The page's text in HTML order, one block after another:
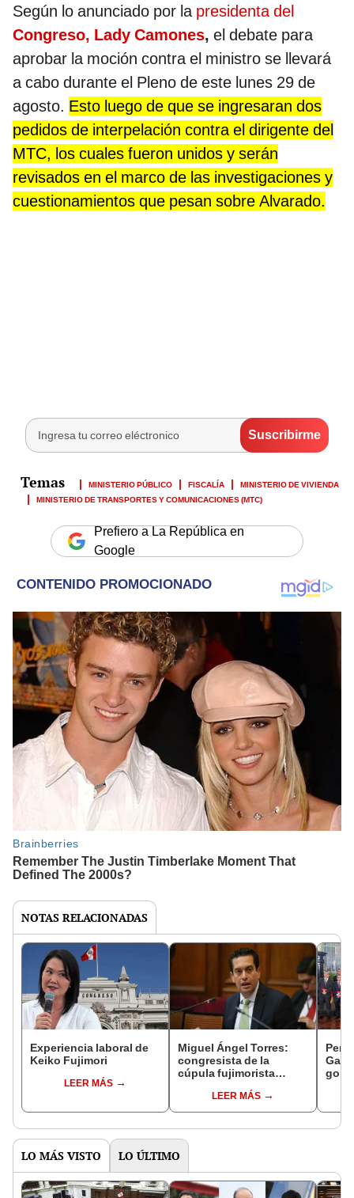
Según lo anunciado por lapresidenta del
Congreso, Lady Camones, el debate para
aprobar la moción contra el ministro se llevará
a cabo durante el Pleno de este lunes 29 de
agosto. Esto luego de que se ingresaran dos
pedidos de interpelación contra el dirigente del
MTC, los cuales fueron unidos y serán
revisados en el marco de las investigaciones y
cuestionamientos que pesan sobre Alvarado.
MINISTERIO PÚBLICO FISCALÍA
MINISTERIO DE VIVIENDA
MINISTERIO DE TRANSPORTES Y COMUNICACIONES (MTC)
Prefiero a La República en
Google
NOTAS RELACIONADAS
Experiencia laboral de
Keiko Fujimori
LEER MÁS
Miguel Ángel Torres:
congresista de la
cúpula fujimorista
del SenadoLEER MÁS
LO MÁS VISTO LO ÚLTIMO